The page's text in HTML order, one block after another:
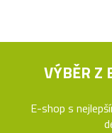
VÝBĚR Z
E-shop s